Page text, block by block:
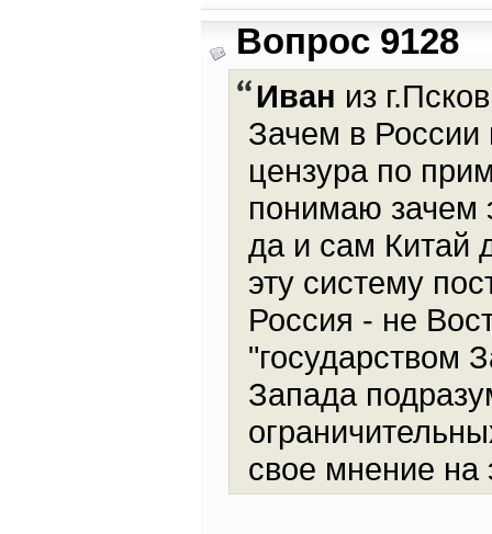
Вопрос 9128
Иван из
Зачем в России
цензура по
понимаю зачем
да и сам Китай
эту систему
Россия - не
"государством
Запада
свое мнение на